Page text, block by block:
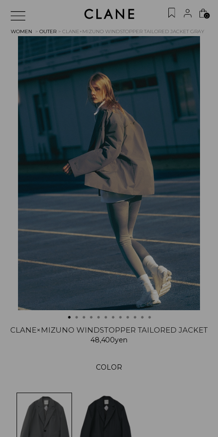
0
WOMEN >OUTER > CLANE×MIZUNO WINDSTOPPER TAILORED JACKET GRAY
CLANE×MIZUNO WINDSTOPPER TAILORED JACKET
48,400yen
COLOR